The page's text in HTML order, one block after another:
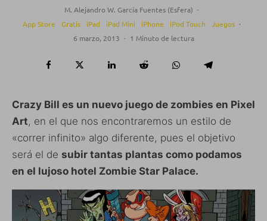
M. Alejandro W. García Fuentes (Esfera) ·
App Store
Gratis iPad iPad Mini iPhone iPod Touch Juegos ·
6 marzo, 2013 · 1 Minuto de lectura
Crazy Bill es un nuevo juego de zombies en Pixel
Art, en el que nos encontraremos un estilo de
«correr infinito» algo diferente, pues el objetivo
será el de subir tantas plantas como podamos
en el lujoso hotel Zombie Star Palace.